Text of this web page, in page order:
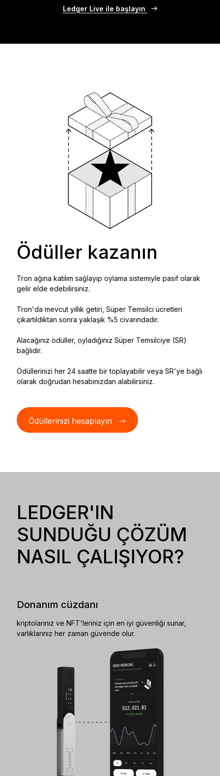
Ledger Live ile başlayın
Ödüller kazanın
Tron ağına katılım sağlayıp oylama sistemiyle pasif olarak
gelir elde edebilirsiniz.
Tron'da mevcut yıllık getiri, Süper Temsilci ücretleri
çıkartıldıktan sonra yaklaşık %5 civarındadır.
Alacağınız ödüller, oyladığınız Süper Temsilciye (SR)
bağlıdır.
Ödüllerinizi her 24 saatte bir toplayabilir veya SR'ye bağlı
olarak doğrudan hesabınızdan alabilirsiniz.
Ödüllerinizi hesaplayın
LEDGER'IN
SUNDUĞU ÇÖZÜM
NASIL ÇALIŞIYOR?
Donanım cüzdanı
kriptolarınız ve NFT'leriniz için en iyi güvenliği sunar,
varlıklarınız her zaman güvende olur.